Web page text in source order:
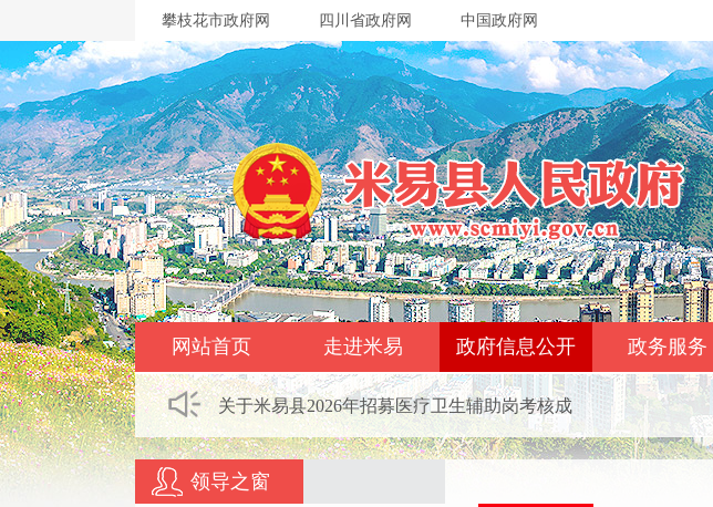
攀枝花市政府网 四川省政府网 中国政府网
网站首页 走进米易 政府信息公开 政务服务
关于米易县2026年招募医疗卫生辅助岗考核成
领导之窗